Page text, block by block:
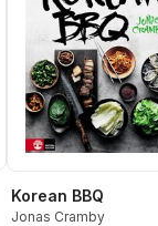
Korean BBQ
Jonas Cramby